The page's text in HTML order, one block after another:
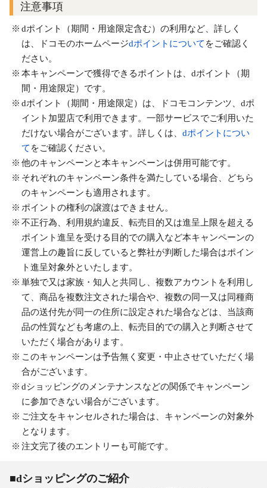
注意事項
dポイント（期間・用途限定含む）の利用など、詳しく
は、ドコモのホームページdポイントについて をご確認く
ださい。
本キャンペーンで獲得できるポイントは、dポイント（期
間・用途限定）です。
dポイント（期間・用途限定）は、ドコモコンテンツ、dポ
イント加盟店で利用できます。一部サービスでご利用いた
だけない場合がございます。詳しくは、dポイントについ
て をご確認ください。
他のキャンペーンと本キャンペーンは併用可能です。
それぞれのキャンペーン条件を満たしている場合、どちら
のキャンペーンも適用されます。
ポイントの権利の譲渡はできません。
不正行為、利用規約違反、転売目的又は進呈上限を超える
ポイント進呈を受ける目的での購入など本キャンペーンの
運営上の趣旨に反していると弊社が判断した場合はポイン
ト進呈対象外といたします。
単独で又は家族・知人と共同し、複数アカウントを利用し
て、商品を複数注文された場合や、複数の同一又は同種商
品の送付先が同一の住所に設定された場合などは、当該商
品の性質なども考慮の上、転売目的での購入と判断させて
いただく場合があります。
このキャンペーンは予告無く変更・中止させていただく場
合がございます。
dショッピングのメンテナンスなどの関係でキャンペーン
に参加できない場合がございます。
ご注文をキャンセルされた場合は、キャンペーンの対象外
となります。
注文完了後のエントリーも可能です。
■dショッピングのご紹介